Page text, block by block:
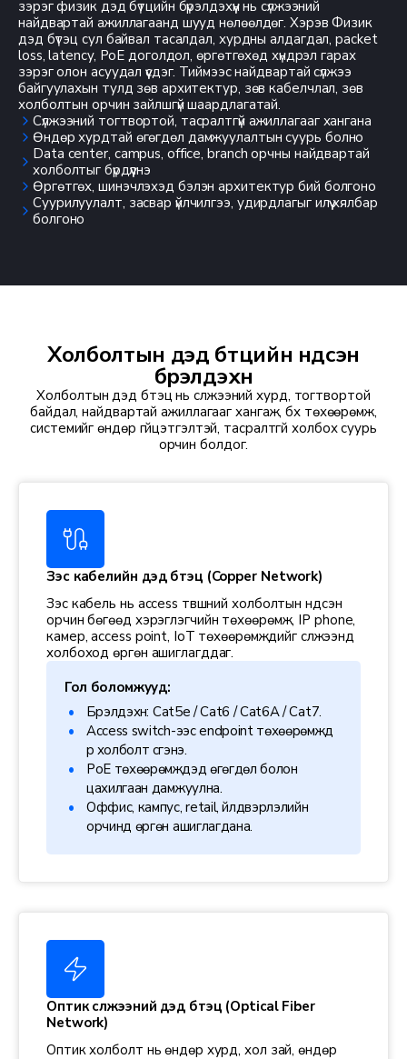
зэрэг физик дэд бүтцийн бүрэлдэхүүн нь сүлжээний
найдвартай ажиллагаанд шууд нөлөөлдөг. Хэрэв Физик
дэд бүтэц сул байвал тасалдал, хурдны алдагдал, packet
loss, latency, PoE доголдол, өргөтгөхөд хүндрэл гарах
зэрэг олон асуудал үүсдэг. Тиймээс найдвартай сүлжээ
байгуулахын тулд зөв архитектур, зөв кабелчлал, зөв
холболтын орчин зайлшгүй шаардлагатай.
Сүлжээний тогтвортой, тасралтгүй ажиллагааг хангана
Өндөр хурдтай өгөгдөл дамжуулалтын суурь болно
Data center, campus, office, branch орчны найдвартай
холболтыг бүрдүүлнэ
Өргөтгөх, шинэчлэхэд бэлэн архитектур бий болгоно
Суурилуулалт, засвар үйлчилгээ, удирдлагыг илүү хялбар
болгоно
Холболтын дэд бүтцийн үндсэн
бүрэлдэхүүн
Холболтын дэд бүтэц нь сүлжээний хурд, тогтвортой
байдал, найдвартай ажиллагааг хангаж, бүх төхөөрөмж,
системийг өндөр гүйцэтгэлтэй, тасралтгүй холбох суурь
орчин болдог.
Зэс кабелийн дэд бүтэц (Copper Network)
Зэс кабель нь access түвшний холболтын үндсэн
орчин бөгөөд хэрэглэгчийн төхөөрөмж, IP phone,
камер, access point, IoT төхөөрөмжүүдийг сүлжээнд
холбоход өргөн ашиглагддаг.
Гол боломжууд:
Бүрэлдэхүүн: Cat5e / Cat6 / Cat6A / Cat7.
Access switch-ээс endpoint төхөөрөмжүүд
рүү холболт үүсгэнэ.
PoE төхөөрөмжүүдэд өгөгдөл болон
цахилгаан дамжуулна.
Оффис, кампус, retail, үйлдвэрлэлийн
орчинд өргөн ашиглагдана.
Оптик сүлжээний дэд бүтэц (Optical Fiber
Network)
Оптик холболт нь өндөр хурд, хол зай, өндөр